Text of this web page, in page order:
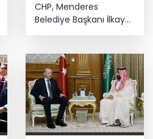
CHP, Menderes
Belediye Başkanı İlkay
Çiçek'i kesin ihraç
etti